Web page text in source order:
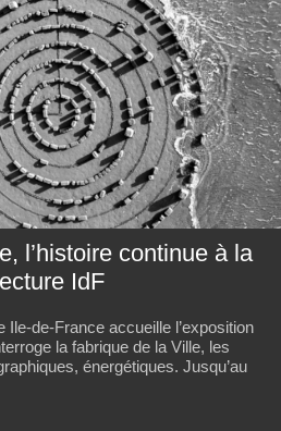
l’histoire continue à la
IdF
Ile-de-France accueille l’exposition
la fabrique de la Ville, les
énergétiques. Jusqu’au